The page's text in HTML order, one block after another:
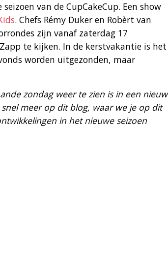
van de CupCakeCup. Een show
. Chefs Rémy Duker en Robèrt van
zijn vanaf zaterdag 17
Zapp te kijken. In de kerstvakantie is het
worden uitgezonden, maar
zondag weer te zien is in een nieuw
meer op dit blog, waar we je op dit
in het nieuwe seizoen